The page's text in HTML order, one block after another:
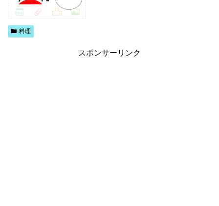
料理
スポンサーリンク